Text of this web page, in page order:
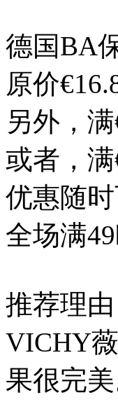
德国BA
原价
另外，
或者，
优惠随时
全场满
推荐理由
VICHY
果很完